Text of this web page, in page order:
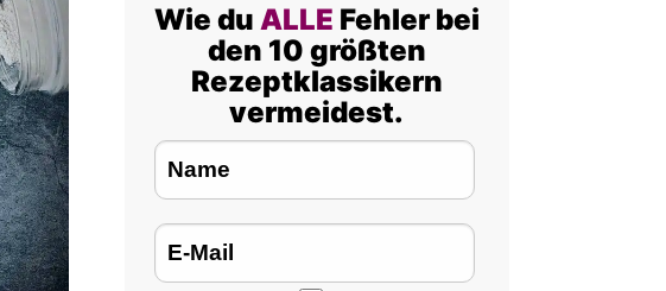
Wie du ALLE Fehler bei
den 10 größten
Rezeptklassikern
vermeidest.